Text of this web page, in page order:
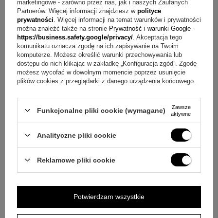
Pytanie:Jakie tworzywo ma ten wisiorek?Odpowiedź:
Model został wykonany z wysokiej jakości srebra próby 925,
co stanowi jedną z jego najważniejszych cech.
Pytanie: Jak wygląda wzór tego modelu?Odpowiedź:To
duży wisiorek w kształcie serca z ażurową formą, która
Pytanie:Na jakie okazje pasuje taki prezent?Odpowiedź:
Wisiorek sprawdzi się jako upominek na urodziny, imieniny,
walentynki oraz Dzień Matki.
Pytanie:Jak nosić ten wisiorek, żeby dobrze się
prezentował?Odpowiedź:Najlepiej traktować go jako
wyraźny, ale elegancki detal stylizacji, który podkreśla jej
charakter bez nadmiernego obciążenia całości.
marketingowe - zarówno przez nas, jak i naszych Zaufanych
Partnerów. Więcej informacji znajdziesz w polityce
prywatności . Więcej informacji na temat warunków i prywatności
można znaleźć także na stronie Prywatność i warunki Google -
https://business.safety.google/privacy/ . Akceptacja tego
komunikatu oznacza zgodę na ich zapisywanie na Twoim
komputerze. Możesz określić warunki przechowywania lub
dostępu do nich klikając w zakładkę „Konfiguracja zgód”. Zgodę
możesz wycofać w dowolnym momencie poprzez usunięcie
plików cookies z przeglądarki z danego urządzenia końcowego.
Funkcjonalne pliki cookie (wymagane)
Zawsze
aktywne
Analityczne pliki cookie
Reklamowe pliki cookie
Potwierdzam wszystkie